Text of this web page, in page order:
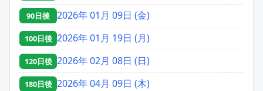
90日後 2026年 01月 09日 (金)
100日後 2026年 01月 19日 (月)
120日後 2026年 02月 08日 (日)
180日後 2026年 04月 09日 (木)